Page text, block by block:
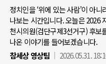
정치인을 ‘위에 있는 사람’이 아
나보는 시간입니다. 오늘은 2026
천시의원(검단구제3선거구) 후보
나온 이야기를 들어보겠습니다.
참세상 영상팀
2026.05.31.